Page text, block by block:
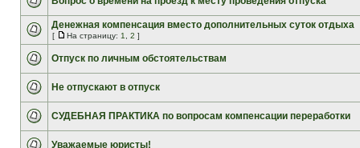
Денежная компенсация вместо дополнительных суток отдыха
[ На страницу: 1 2 ]
Отпуск по личным обстоятельствам
Не отпускают в отпуск
СУДЕБНАЯ ПРАКТИКА по вопросам компенсации переработки
Уважаемые юристы!